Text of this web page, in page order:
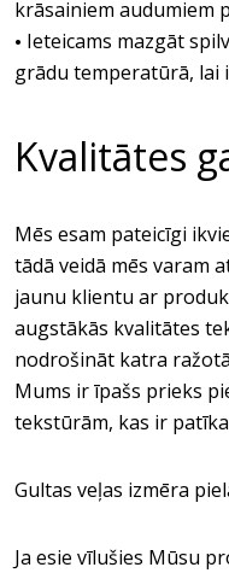
krāsainiem audumiem
• Ieteicams mazgāt
grādu temperatūrā, lai
Kvalitātes
Mēs esam pateicīgi
tādā veidā mēs varam
jaunu klientu ar
augstākās kvalitātes
nodrošināt katra
Mums ir īpašs prieks
tekstūrām, kas ir
Gultas veļas izmēra
Ja esie vīlušies Mūsu